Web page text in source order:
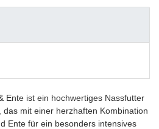
Ente ist ein hochwertiges Nassfutter
mit einer herzhaften Kombination
Ente für ein besonders intensives